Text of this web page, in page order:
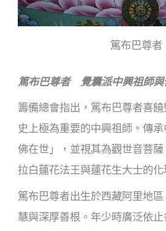
篤布巴尊者
篤布巴尊者 覺囊派中興祖師與
籌備總會指出，篤布巴尊者喜
史上極為重要的中興祖師。傳
佛在世」，並視其為觀世音菩
拉白蓮花法王與蓮花生大士的化
篤布巴尊者出生於西藏阿里地
慧與深厚善根。年少時廣泛依